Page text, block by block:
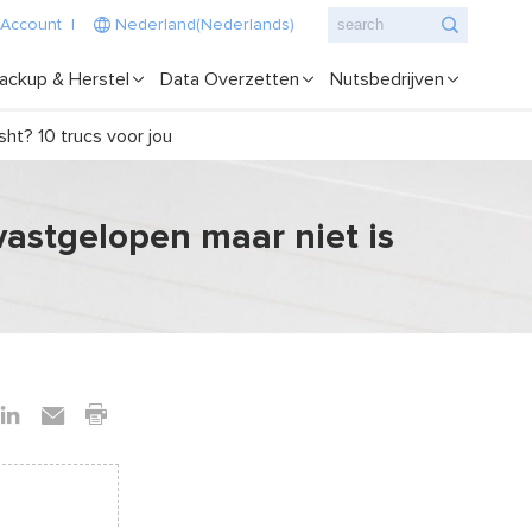
Nederland(Nederlands)
& Herstel Data Overzetten Nutsbedrijven
10 trucs voor jou
maar niet is